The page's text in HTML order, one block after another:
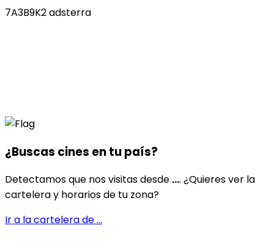
7A3B9K2 adsterra
¿Buscas cines entu país?
Detectamos que nos visitas desde .... ¿Quieres ver la
cartelera y horarios de tu zona?
Ir a la cartelera de...